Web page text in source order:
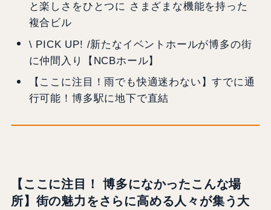
と楽しさをひとつに さまざまな機能を持った
複合ビル
\ PICK UP! /新たなイベントホールが博多の街
に仲間入り【NCBホール】
【ここに注目！雨でも快適迷わない】すでに通
行可能！博多駅に地下で直結
【ここに注目！ 博多になかったこんな場
所】街の魅力をさらに高める人々が集う大